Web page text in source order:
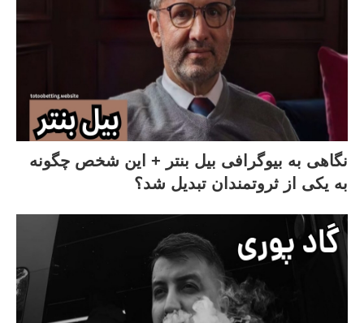
نگاهی به بیوگرافی بیل بنتر + این شخص چگونه
به یکی از ثروتمندان تبدیل شد؟